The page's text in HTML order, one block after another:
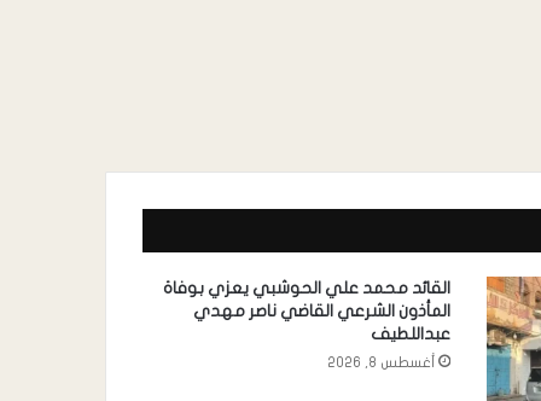
القائد محمد علي الحوشبي يعزي بوفاة
المأذون الشرعي القاضي ناصر مهدي
عبداللطيف
أغسطس 8, 2026